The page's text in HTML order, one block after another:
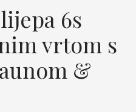
6s
vrtom s
&